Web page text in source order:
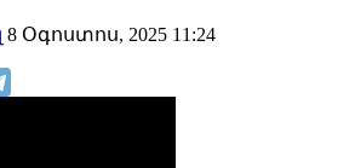
8 Օգոստոս, 2025 11:24